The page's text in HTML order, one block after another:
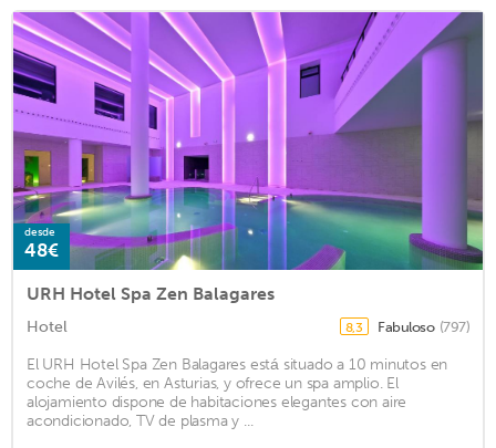
desde
48€
URH Hotel Spa Zen Balagares
Hotel 8,3 Fabuloso (797)
El URH Hotel Spa Zen Balagares está situado a 10 minutos en
coche de Avilés, en Asturias, y ofrece un spa amplio. El
alojamiento dispone de habitaciones elegantes con aire
acondicionado, TV de plasma y ...